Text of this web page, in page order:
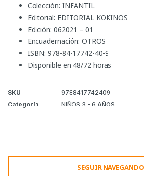
Colección: INFANTIL
Editorial: EDITORIAL KOKINOS
Edición: 062021 – 01
Encuadernación: OTROS
ISBN: 978-84-17742-40-9
Disponible en 48/72 horas
SKU
9788417742409
Categoría
NIÑOS 3 - 6 AÑOS
SEGUIR NAVEGANDO